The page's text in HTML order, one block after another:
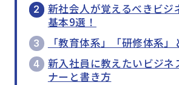
新社会人が覚えるべきビジ
基本9選！
「教育体系」「研修体系
新入社員に教えたいビジネ
ナーと書き方